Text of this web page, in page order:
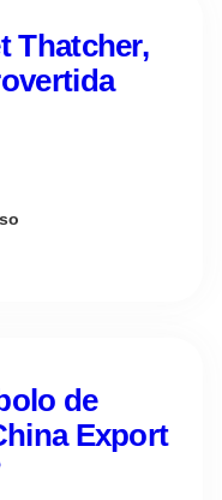
Thatcher,
de
Export